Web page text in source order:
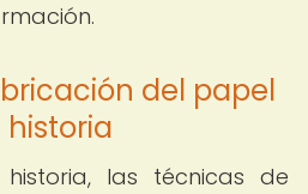
del papel
las técnicas de